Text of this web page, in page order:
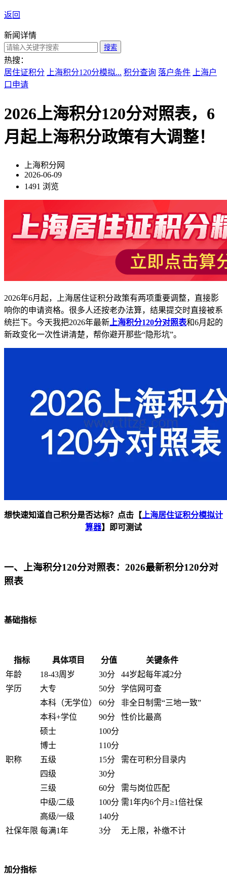
返回
新闻详情
搜索
热搜：
居住证积分
上海积分120分模拟... 积分查询 落户条件
上海户
口申请
2026上海积分120分对照表，6
月起上海积分政策有大调整！
上海积分网
2026-06-09
1491 浏览
2026年6月起，上海居住证积分政策有两项重要调整，直接影
响你的申请资格。很多人还按老办法算，结果提交时直接被系
统拦下。今天我把2026年最新 上海积分120分对照表和6月起的
新政变化一次性讲清楚，帮你避开那些“隐形坑”。
想快速知道自己积分是否达标？点击【 上海居住证积分模拟计
算器】即可测试
一、上海积分120分对照表：2026最新积分120分对
照表
基础指标
指标 具体项目 分值
关键条件
年龄
18-43周岁 30分
44岁起每年减2分
学历
大专 50分
学信网可查
本科（无学位）
60分
非全日制需“三地一致”
本科+学位
90分
性价比最高
硕士
100分
博士
110分
职称
五级 15分
需在可积分目录内
四级
30分
三级
60分
需与岗位匹配
中级/二级
100分 需1年内6个月≥1倍社保
高级/一级
140分
社保年限 每满1年 3分 无上限，补缴不计
加分指标